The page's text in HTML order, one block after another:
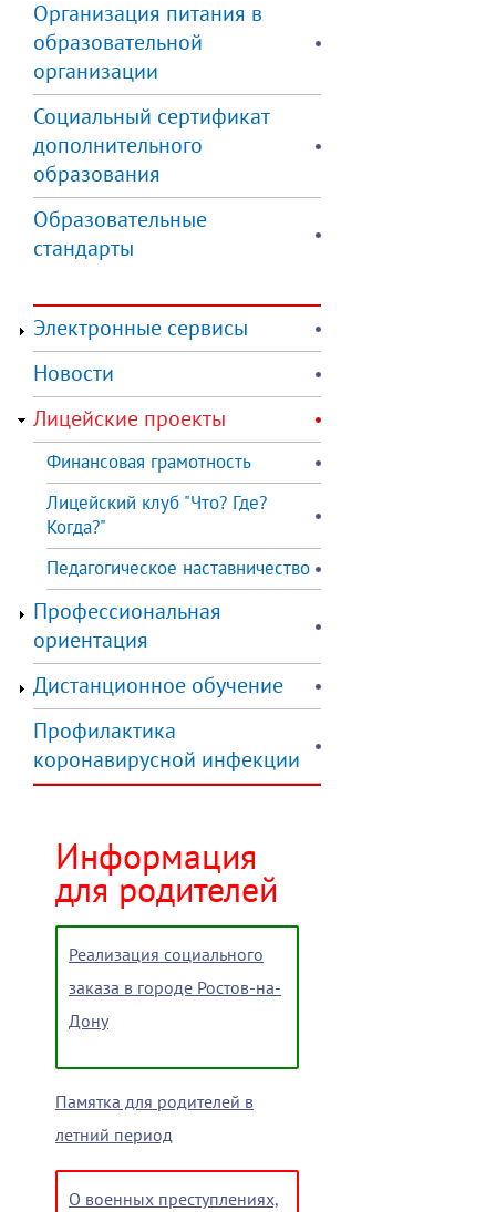
Организация питания в
образовательной
организации
Социальный сертификат
дополнительного
образования
Образовательные
стандарты
Электронные сервисы
Новости
Лицейские проекты
Финансовая грамотность
Лицейский клуб "Что? Где?
Когда?"
Педагогическое наставничество
Профессиональная
ориентация
Дистанционное обучение
Профилактика
коронавирусной инфекции
Информация
для родителей
Реализация социального
заказа в городе Ростов-на-
Дону
Памятка для родителей в
летний период
О военных преступлениях,